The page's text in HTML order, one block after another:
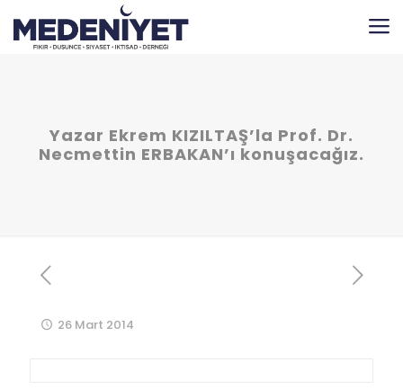
Yazar Ekrem KIZILTAŞ’la Prof. Dr.
Necmettin ERBAKAN’ı konuşacağız.
26 Mart 2014